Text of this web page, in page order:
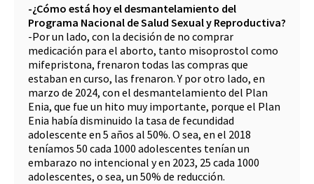
-¿Cómo está hoy el desmantelamiento del
Programa Nacional de Salud Sexual y Reproductiva?
-Por un lado, con la decisión de no comprar
medicación para el aborto, tanto misoprostol como
mifepristona, frenaron todas las compras que
estaban en curso, las frenaron. Y por otro lado, en
marzo de 2024, con el desmantelamiento del Plan
Enia, que fue un hito muy importante, porque el Plan
Enia había disminuido la tasa de fecundidad
adolescente en 5 años al 50%. O sea, en el 2018
teníamos 50 cada 1000 adolescentes tenían un
embarazo no intencional y en 2023, 25 cada 1000
adolescentes, o sea, un 50% de reducción.